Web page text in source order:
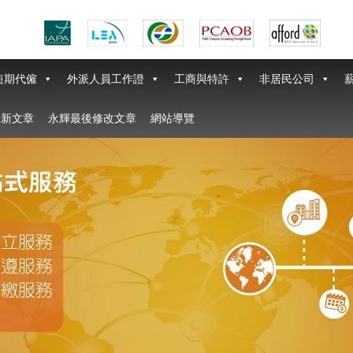
期代僱 外派人員工作證 工商與特許 非居民公司
文章 永輝最後修改文章 網站導覽